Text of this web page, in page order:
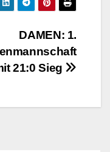
DAMEN: 1.
21:0 Sieg